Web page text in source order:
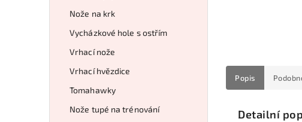
Nože na krk
Vycházkové hole s ostřím
Vrhací nože
Vrhací hvězdice
Tomahawky
Nože tupé na trénování
Popis
Detailní